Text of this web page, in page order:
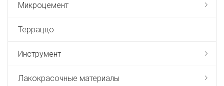
Микроцемент
Терраццо
Инструмент
Лакокрасочные материалы